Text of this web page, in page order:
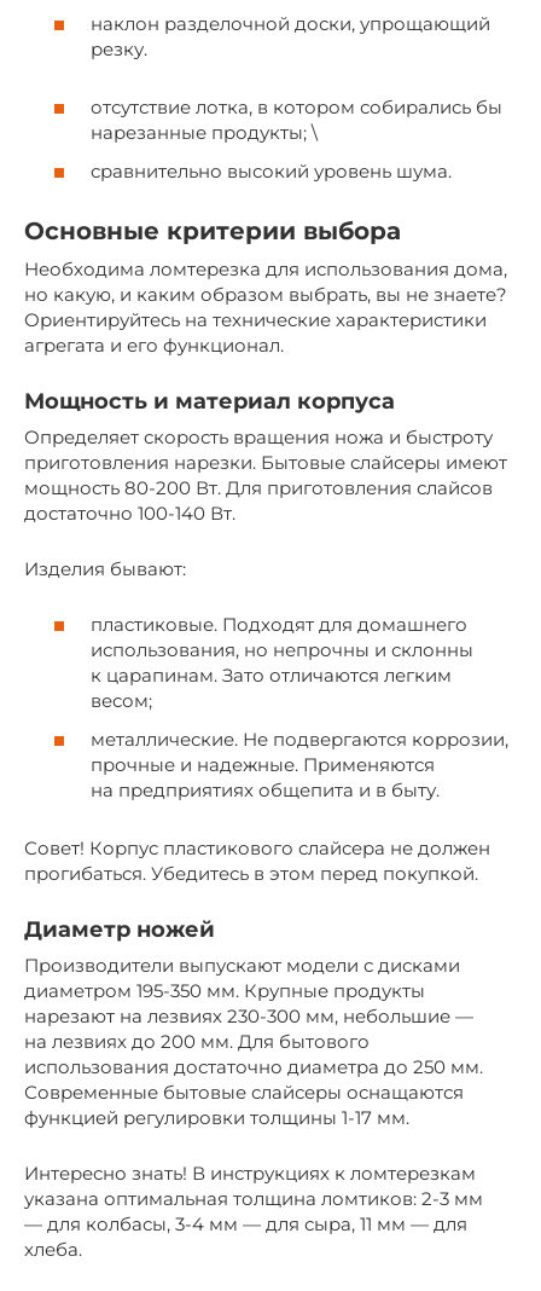
наклон разделочной доски, упрощающий
резку.
отсутствие лотка, в котором собирались бы
нарезанные продукты; \
сравнительно высокий уровень шума.
Основные критерии выбора
Необходима ломтерезка для использования дома,
но какую, и каким образом выбрать, вы не знаете?
Ориентируйтесь на технические характеристики
агрегата и его функционал.
Мощность и материал корпуса
Определяет скорость вращения ножа и быстроту
приготовления нарезки. Бытовые слайсеры имеют
мощность 80-200 Вт. Для приготовления слайсов
достаточно 100-140 Вт.
Изделия бывают:
пластиковые. Подходят для домашнего
использования, но непрочны и склонны
к царапинам. Зато отличаются легким
весом;
металлические. Не подвергаются коррозии,
прочные и надежные. Применяются
на предприятиях общепита и в быту.
Совет! Корпус пластикового слайсера не должен
прогибаться. Убедитесь в этом перед покупкой.
Диаметр ножей
Производители выпускают модели с дисками
диаметром 195-350 мм. Крупные продукты
нарезают на лезвиях 230-300 мм, небольшие —
на лезвиях до 200 мм. Для бытового
использования достаточно диаметра до 250 мм.
Современные бытовые слайсеры оснащаются
функцией регулировки толщины 1-17 мм.
Интересно знать! В инструкциях к ломтерезкам
указана оптимальная толщина ломтиков: 2-3 мм
— для колбасы, 3-4 мм — для сыра, 11 мм — для
хлеба.